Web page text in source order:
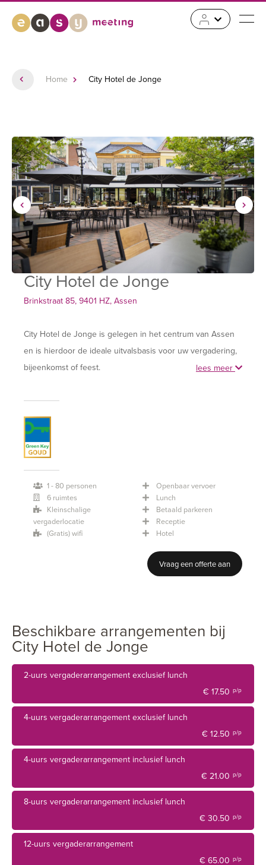
Home City Hotel de Jonge
City Hotel de Jonge
Brinkstraat 85, 9401 HZ, Assen
City Hotel de Jonge is gelegen in het centrum van Assen
en is hierdoor de ideale uitvalsbasis voor uw vergadering,
bijeenkomst of feest.
Het zalencentrum bestaat uit 9 recent gerenoveerde
multifunctionele zalen. Er is de keuze uit klassieke
vergaderzalen, maar u kunt ook kiezen voor een meer
authentieke zaal om een extra beleving aan de
nieuwste apparatuur, alle audiovisuele apparatuur is
aanwezig, waaronder een interactieve presentatie led
monitor. De zalen zijn geschikt voor groepen van 2 tot 100
personen, een combinatie van zalen is natuurlijk altijd
lees meer
1 - 80 personen
6 ruimtes
Kleinschalige
vergaderlocatie
(Gratis) wifi
Openbaar vervoer
Lunch
Betaald parkeren
Receptie
Hotel
Vraag een offerte aan
Beschikbare arrangementen bij
City Hotel de Jonge
2-uurs vergaderarrangement exclusief lunch
€ 17.50 p/p
4-uurs vergaderarrangement exclusief lunch
€ 12.50 p/p
4-uurs vergaderarrangement inclusief lunch
€ 21.00 p/p
8-uurs vergaderarrangement inclusief lunch
€ 30.50 p/p
12-uurs vergaderarrangement
€ 65.00 p/p